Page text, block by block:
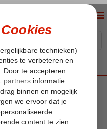
Seas Hotel Life